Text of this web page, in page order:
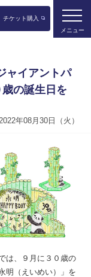
チケット購入
メニュー
ャイアントパ
の誕生日を
年08月30日（火）
は、９月に３０歳の
明（えいめい）」を